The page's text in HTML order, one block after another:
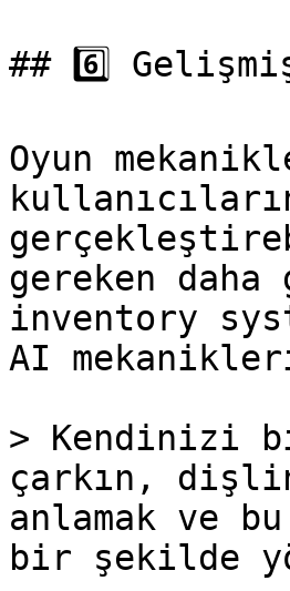
## 6️⃣
Oyun
gereken
inventory
AI
> Kendinizi
çarkın,
anlamak ve
bir şekilde